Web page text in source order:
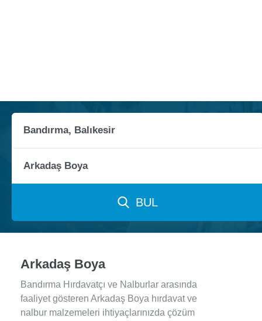
BUL
Arkadaş Boya
Bandırma Hırdavatçı ve Nalburlar arasında
faaliyet gösteren Arkadaş Boya hırdavat ve
nalbur malzemeleri ihtiyaçlarınızda çözüm